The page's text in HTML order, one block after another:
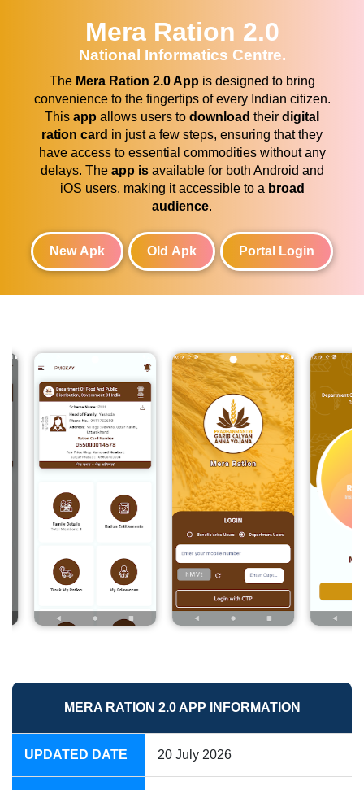
Mera Ration 2.0
National Informatics Centre.
The Mera Ration 2.0 App is designed to bring
convenience to the fingertips of every Indian citizen.
This app allows users to download their digital
ration card in just a few steps, ensuring that they
have access to essential commodities without any
delays. The app isavailable for both Android and
iOS users, making it accessible to a broad
audience.
New Apk Old Apk Portal Login
MERA RATION 2.0 APP INFORMATION
UPDATED DATE 20 July 2026